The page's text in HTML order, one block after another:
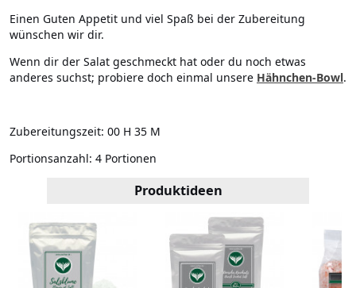
Einen Guten Appetit und viel Spaß bei der Zubereitung
wünschen wir dir.
Wenn dir der Salat geschmeckt hat oder du noch etwas
anderes suchst; probiere doch einmal unsere Hähnchen-Bowl.
Zubereitungszeit: 00 H 35 M
Portionsanzahl: 4 Portionen
Produktideen